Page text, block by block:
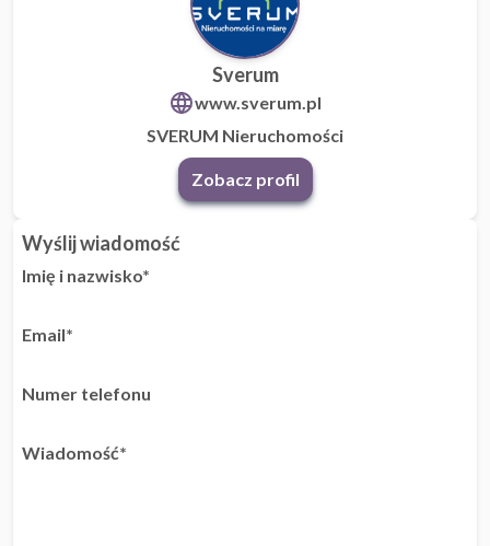
Sverum
www.sverum.pl
SVERUM Nieruchomości
Zobacz profil
Wyślij wiadomość
Imię i nazwisko*
Email*
Numer telefonu
Wiadomość*